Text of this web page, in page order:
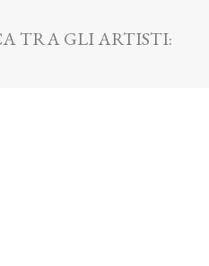
TRA GLI ARTISTI: